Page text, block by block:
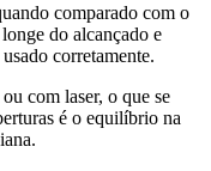
comparado com o
do alcançado e
corretamente.
com laser, o que se
é o equilíbrio na